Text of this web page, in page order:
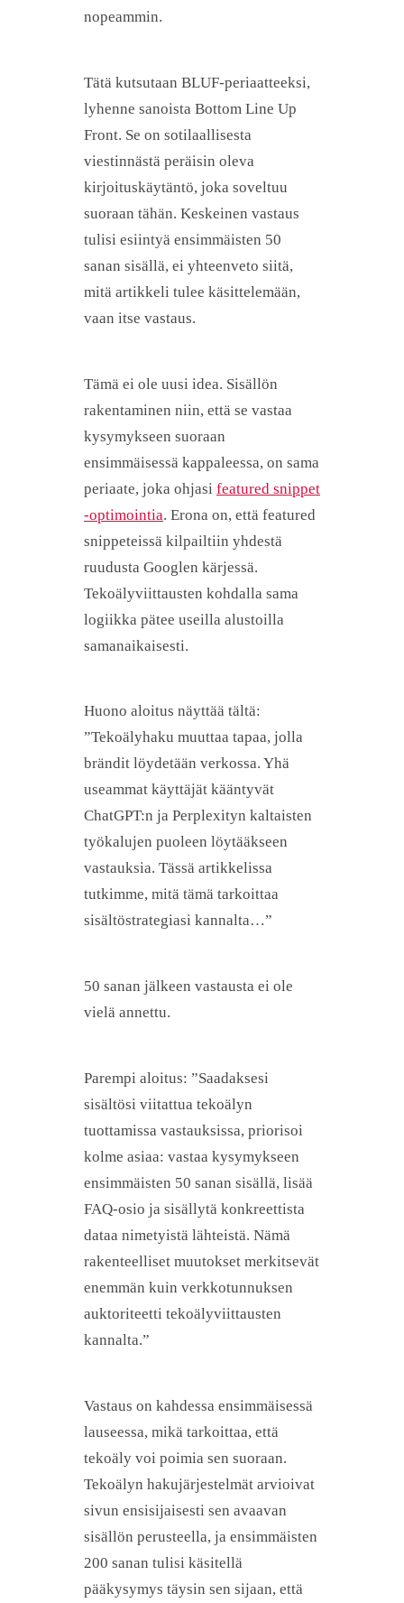
nopeammin.
Tätä kutsutaan BLUF-periaatteeksi,
lyhenne sanoista Bottom Line Up
Front. Se on sotilaallisesta
viestinnästä peräisin oleva
kirjoituskäytäntö, joka soveltuu
suoraan tähän. Keskeinen vastaus
tulisi esiintyä ensimmäisten 50
sanan sisällä, ei yhteenveto siitä,
mitä artikkeli tulee käsittelemään,
vaan itse vastaus.
Tämä ei ole uusi idea. Sisällön
rakentaminen niin, että se vastaa
kysymykseen suoraan
ensimmäisessä kappaleessa, on sama
periaate, joka ohjasi featured snippet
-optimointia. Erona on, että featured
snippeteissä kilpailtiin yhdestä
ruudusta Googlen kärjessä.
Tekoälyviittausten kohdalla sama
logiikka pätee useilla alustoilla
samanaikaisesti.
Huono aloitus näyttää tältä:
”Tekoälyhaku muuttaa tapaa, jolla
brändit löydetään verkossa. Yhä
useammat käyttäjät kääntyvät
ChatGPT:n ja Perplexityn kaltaisten
työkalujen puoleen löytääkseen
vastauksia. Tässä artikkelissa
tutkimme, mitä tämä tarkoittaa
sisältöstrategiasi kannalta…”
50 sanan jälkeen vastausta ei ole
vielä annettu.
Parempi aloitus: ”Saadaksesi
sisältösi viitattua tekoälyn
tuottamissa vastauksissa, priorisoi
kolme asiaa: vastaa kysymykseen
ensimmäisten 50 sanan sisällä, lisää
FAQ-osio ja sisällytä konkreettista
dataa nimetyistä lähteistä. Nämä
rakenteelliset muutokset merkitsevät
enemmän kuin verkkotunnuksen
auktoriteetti tekoälyviittausten
kannalta.”
Vastaus on kahdessa ensimmäisessä
lauseessa, mikä tarkoittaa, että
tekoäly voi poimia sen suoraan.
Tekoälyn hakujärjestelmät arvioivat
sivun ensisijaisesti sen avaavan
sisällön perusteella, ja ensimmäisten
200 sanan tulisi käsitellä
pääkysymys täysin sen sijaan, että